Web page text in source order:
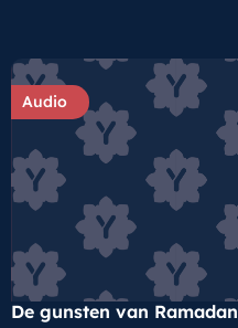
Audio
De gunsten van Ramadan